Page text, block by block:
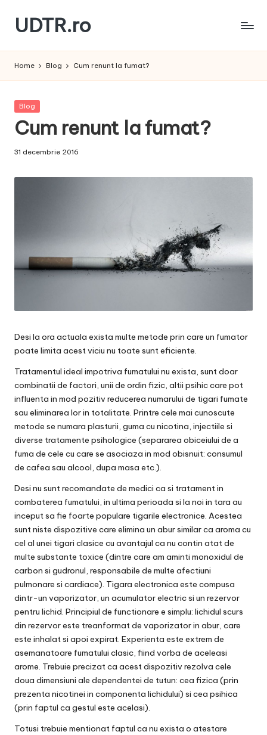
Skip
content
UDTR.ro
te
Home Blog Cum renunt la fumat?
Posted
Blog
Cum renunt la fumat?
31 decembrie 2016
Desi la ora actuala exista multe metode prin care un fumator
poate limita acest viciu nu toate sunt eficiente.
Tratamentul ideal impotriva fumatului nu exista, sunt doar
combinatii de factori, unii de ordin fizic, altii psihic care pot
influenta in mod pozitiv reducerea numarului de tigari fumate
sau eliminarea lor in totalitate. Printre cele mai cunoscute
metode se numara plasturii, guma cu nicotina, injectiile si
diverse tratamente psihologice (separarea obiceiului de a
fuma de cele cu care se asociaza in mod obisnuit: consumul
de cafea sau alcool, dupa masa etc.).
Desi nu sunt recomandate de medici ca si tratament in
combaterea fumatului, in ultima perioada si la noi in tara au
inceput sa fie foarte populare tigarile electronice. Acestea
sunt niste dispozitive care elimina un abur similar ca aroma cu
cel al unei tigari clasice cu avantajul ca nu contin atat de
multe substante toxice (dintre care am aminti monoxidul de
carbon si gudronul, responsabile de multe afectiuni
pulmonare si cardiace). Tigara electronica este compusa
dintr-un vaporizator, un acumulator electric si un rezervor
pentru lichid. Principiul de functionare e simplu: lichidul scurs
din rezervor este treanformat de vaporizator in abur, care
este inhalat si apoi expirat. Experienta este extrem de
asemanatoare fumatului clasic, fiind vorba de aceleasi
arome. Trebuie precizat ca acest dispozitiv rezolva cele
doua dimensiuni ale dependentei de tutun: cea fizica (prin
prezenta nicotinei in componenta lichidului) si cea psihica
(prin faptul ca gestul este acelasi).
Totusi trebuie mentionat faptul ca nu exista o atestare